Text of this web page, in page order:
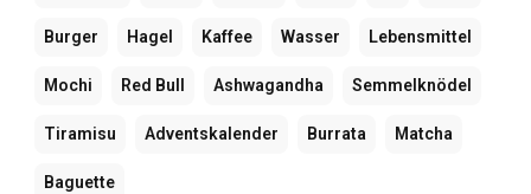
Burger Hagel Kaffee Wasser Lebensmittel
Mochi Red Bull Ashwagandha Semmelknödel
Tiramisu Adventskalender Burrata Matcha
Baguette